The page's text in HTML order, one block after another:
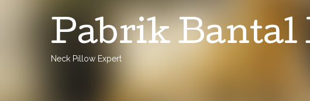
Pabrik Bantal
Neck Pillow Expert